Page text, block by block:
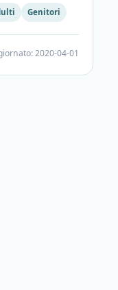
Genitori
:2020-04-01